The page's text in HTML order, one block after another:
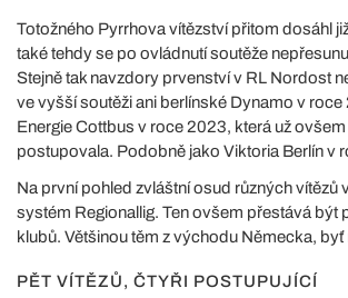
Totožného Pyrrhova vítězství přitom dosáhl
také tehdy se po ovládnutí soutěže
Stejně tak navzdory prvenství v RL Nordost
ve vyšší soutěži ani berlínské Dynamo v roce
Energie Cottbus v roce 2023, která už
postupovala. Podobně jako Viktoria Berlín v
Na první pohled zvláštní osud různých vítězů
systém Regionallig. Ten ovšem přestává být
klubů. Většinou těm z východu Německa, byť
PĚT VÍTĚZŮ, ČTYŘI POSTUPUJÍCÍ